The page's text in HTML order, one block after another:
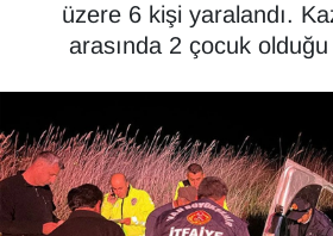
üzere 6 kişi yaralandı.
arasında 2 çocuk
Deprem
Diğer
DÜNYA
Son Dakika Haberleri